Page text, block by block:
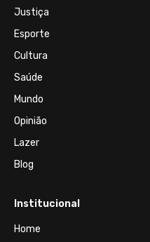
Justiça
Esporte
Cultura
Saúde
Mundo
Opinião
Lazer
Blog
Institucional
Home